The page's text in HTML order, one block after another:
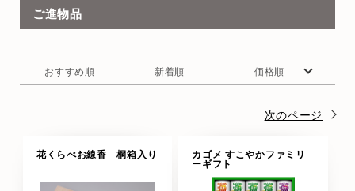
ご進物品
おすすめ順 新着順 価格順
次のページ
花くらべお線香 桐箱入り カゴメ すこやかファミリ
ーギフト